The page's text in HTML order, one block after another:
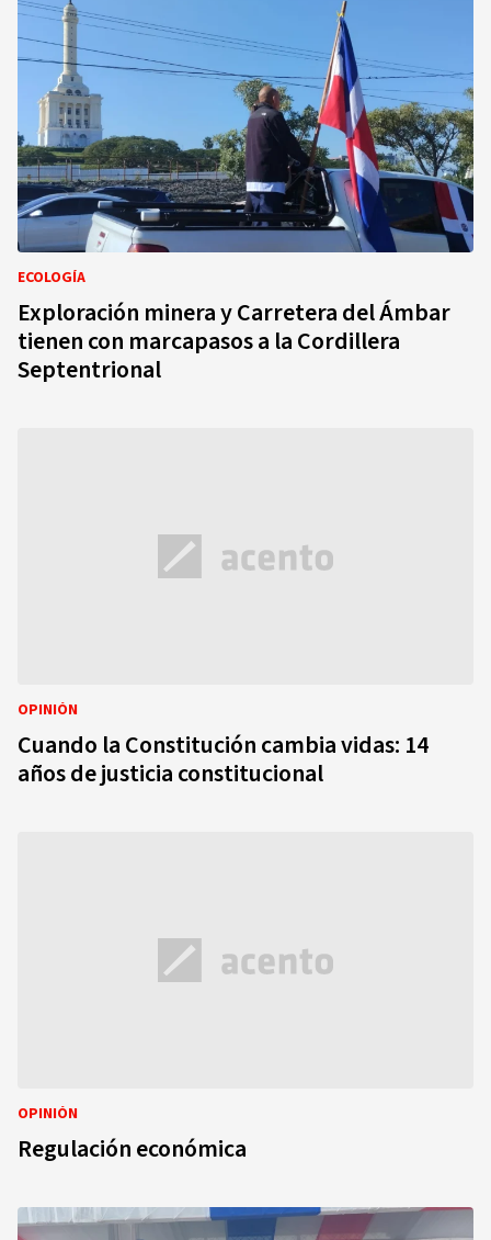
ECOLOGÍA
Exploración minera y Carretera del Ámbar
tienen con marcapasos a la Cordillera
Septentrional
OPINIÓN
Cuando la Constitución cambia vidas: 14
años de justicia constitucional
OPINIÓN
Regulación económica